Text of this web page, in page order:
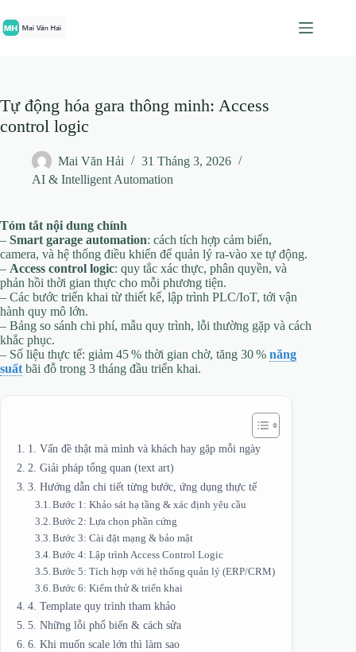
đến
phần
Tự động hóa gara thông minh: Access
control logic
Mai Văn Hải
31 Tháng 3, 2026
AI & Intelligent Automation
Tóm tắt nội dung chính
– Smart garage automation: cách tích hợp cảm biến,
camera, và hệ thống điều khiển để quản lý ra‑vào xe tự động.
– Access control logic: quy tắc xác thực, phân quyền, và
phản hồi thời gian thực cho mỗi phương tiện.
– Các bước triển khai từ thiết kế, lập trình PLC/IoT, tới vận
hành quy mô lớn.
– Bảng so sánh chi phí, mẫu quy trình, lỗi thường gặp và cách
khắc phục.
– Số liệu thực tế: giảm 45 % thời gian chờ, tăng 30 % năng
suất bãi đỗ trong 3 tháng đầu triển khai.
1. Vấn đề thật mà mình và khách hay gặp mỗi ngày
2. Giải pháp tổng quan (text art)
3. Hướng dẫn chi tiết từng bước, ứng dụng thực tế
Bước 1: Khảo sát hạ tầng & xác định yêu cầu
Bước 2: Lựa chọn phần cứng
Bước 3: Cài đặt mạng & bảo mật
Bước 4: Lập trình Access Control Logic
Bước 5: Tích hợp với hệ thống quản lý (ERP/CRM)
Bước 6: Kiểm thử & triển khai
4. Template quy trình tham khảo
5. Những lỗi phổ biến & cách sửa
6. Khi muốn scale lớn thì làm sao